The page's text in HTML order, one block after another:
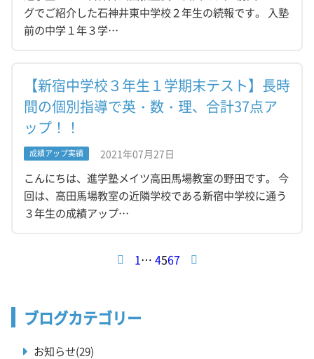
グでご紹介した石神井東中学校２年生の続報です。 入塾
前の中学１年３学…
【新宿中学校３年生１学期末テスト】長時
間の個別指導で英・数・理、合計37点ア
ップ！！
成績アップ実績 2021年07月27日
こんにちは、進学塾メイツ高田馬場教室の野田です。 今
回は、高田馬場教室の近隣学校である新宿中学校に通う
３年生の成績アップ…
1… 4567
ブログカテゴリー
お知らせ(29)